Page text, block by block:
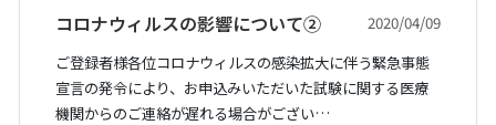
コロナウィルスの影響について②
2020/04/09
ご登録者様各位コロナウィルスの感染拡大に伴う緊急事態
宣言の発令により、お申込みいただいた試験に関する医療
機関からのご連絡が遅れる場合がござい…